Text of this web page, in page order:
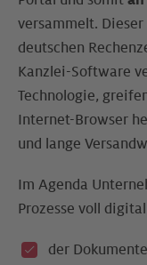
versammelt.
deutschen
Kanzlei-Software
Technologie,
Internet-Browser
und lange
Im Agenda
Prozesse voll
der